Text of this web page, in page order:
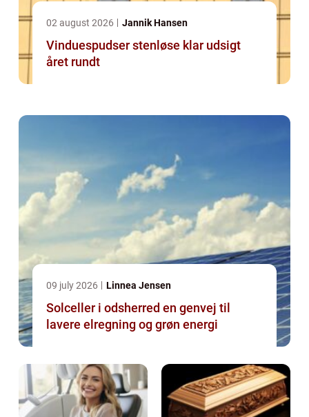
02 august 2026 Jannik Hansen
Vinduespudser stenløse klar udsigt
året rundt
09 july 2026 Linnea Jensen
Solceller i odsherred en genvej til
lavere elregning og grøn energi